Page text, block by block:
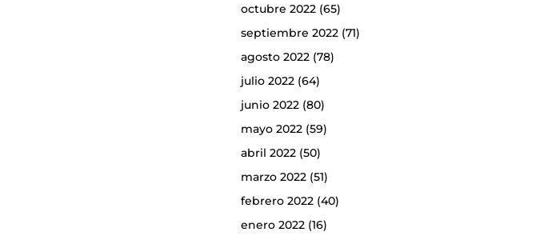
octubre 2022(65)
septiembre 2022(71)
agosto 2022(78)
julio 2022(64)
junio 2022(80)
mayo 2022(59)
abril 2022(50)
marzo 2022(51)
febrero 2022(40)
enero 2022(16)